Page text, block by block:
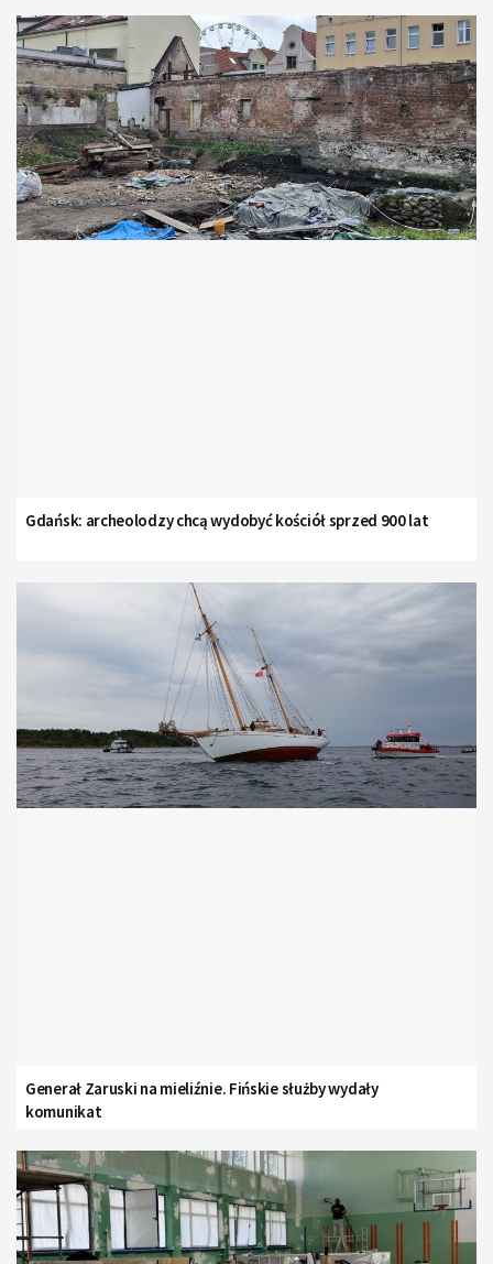
Gdańsk: archeolodzy chcą wydobyć kościół sprzed 900 lat
Generał Zaruski na mieliźnie. Fińskie służby wydały
komunikat